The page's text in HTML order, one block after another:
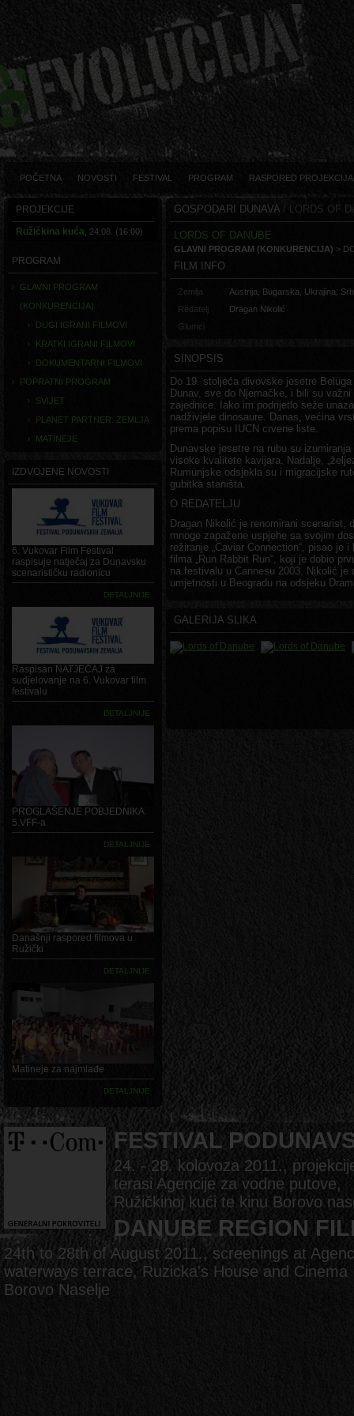
POČETNA NOVOSTI FESTIVAL PROGRAM RASPORED PROJEKCIJA
PROJEKCIJE
Ružičkina kuća , 24.08. (16:00)
PROGRAM
GLAVNI PROGRAM
(KONKURENCIJA)
DUGI IGRANI FILMOVI
KRATKI IGRANI FILMOVI
DOKUMENTARNI FILMOVI
POPRATNI PROGRAM
SVIJET
PLANET PARTNER: ZEMLJA
MATINEJE
IZDVOJENE NOVOSTI
6. Vukovar Film Festival
raspisuje natječaj za Dunavsku
scenarističku radionicu
DETALJNIJE
Raspisan NATJEČAJ za
sudjelovanje na 6. Vukovar film
festivalu
DETALJNIJE
PROGLAŠENJE POBJEDNIKA
5.VFF-a
DETALJNIJE
Današnji raspored filmova u
Ružički
DETALJNIJE
Matineje za najmlađe
DETALJNIJE
GOSPODARI DUNAVA / LORDS OF
LORDS OF DANUBE
GLAVNI PROGRAM (KONKURENCIJA) >
FILM INFO
Zemlja
Austrija, Bugarska, Ukrajina,
Redatelj
Dragan Nikolić
Glumci
SINOPSIS
Do 19. stoljeća divovske jesetre
Dunav, sve do Njemačke, i bili su
zajednice. Iako im podrijetlo seže
nadživjele dinosaure. Danas, većina
prema popisu IUCN crvene liste.
Dunavske jesetre na rubu su
visoke kvalitete kavijara. Nadalje,
Rumunjske odsjekla su i migracijske
gubitka staništa.
O REDATELJU
Dragan Nikolić je renomirani scenarist,
mnoge zapažene uspjehe sa svojim
režiranje „Caviar Connection“, pisao je
filma „Run Rabbit Run“, koji je dobio
na festivalu u Cannesu 2003. Nikolić je
umjetnosti u Beogradu na odsjeku
GALERIJA SLIKA
FESTIVAL
24. - 28. kolovoza 2011.,
terasi Agencije za vodne putove,
Ružičkinoj kući te kinu Borovo
DANUBE REGION
24th to 28th of August 2011., screenings at
waterways terrace, Ruzicka's House and Cinema
Borovo Naselje